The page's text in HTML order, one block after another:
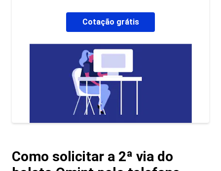
Cotação grátis
Como solicitar a 2ª via do